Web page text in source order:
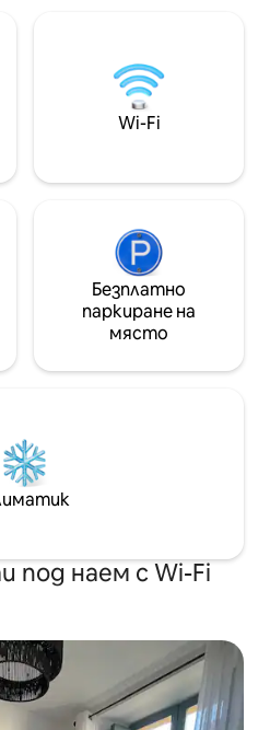
изненади,
Ville, Highway
Wi-Fi
Безплатно
паркиране на
място
наем с Wi-Fi
гостите